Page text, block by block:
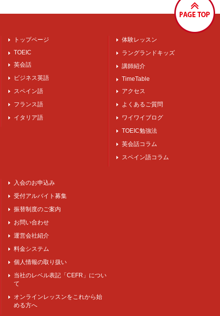
トップページ
TOEIC
英会話
ビジネス英語
スペイン語
フランス語
イタリア語
体験レッスン
ラングランドキッズ
講師紹介
TimeTable
アクセス
よくあるご質問
ワイワイブログ
TOEIC勉強法
英会話コラム
スペイン語コラム
入会のお申込み
受付アルバイト募集
振替制度のご案内
お問い合わせ
運営会社紹介
料金システム
個人情報の取り扱い
当社のレベル表記「CEFR」につい
て
オンラインレッスンをこれから始
める方へ